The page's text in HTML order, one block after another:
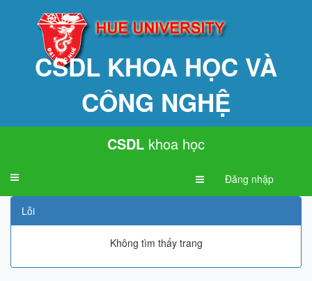
CSDL KHOA HỌC VÀ
CÔNG NGHỆ
CSDL khoa học
Toggle
Đăng nhập
Lỗi
Không tìm thấy trang